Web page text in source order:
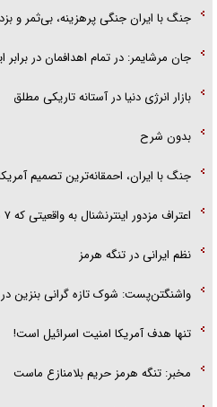
جنگ با ایران جنگی پرهزینه، بی‌ثمر و
جان مرشایمر: در تمام اهدافمان در
بازار انرژی دنیا در آستانه تاریکی مطلق
بدون شرح
جنگ با ایران، احمقانه‌ترین تصمیم
اعتراف مزدور اینترنشنال به واقعیتی که ۷ ماه انکار شد!
نظم ایرانی در تنگه هرمز
واشنگتن‌پست: شوک تازه گرانی بنزین در
تنها هدف آمریکا امنیت اسرائیل است!
مخبر: تنگه هرمز حریم بلامنازع ماست